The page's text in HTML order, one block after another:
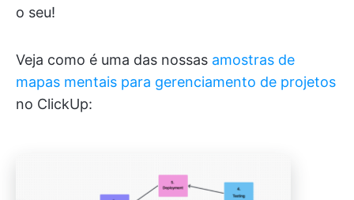
o seu!
Veja como é uma das nossas amostras de
mapas mentais para gerenciamento de projetos
no ClickUp: